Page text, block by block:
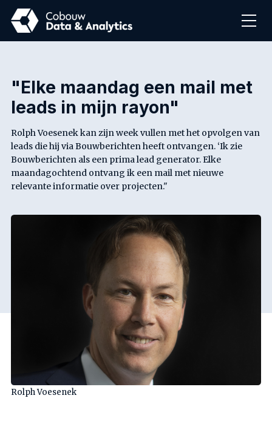
CASES
CONTACT
"Elke maandag een mail met
leads in mijn rayon"
Rolph Voesenek kan zijn week vullen met het opvolgen van
leads die hij via Bouwberichten heeft ontvangen. ‘Ik zie
Bouwberichten als een prima lead generator. Elke
maandagochtend ontvang ik een mail met nieuwe
relevante informatie over projecten."
Rolph Voesenek